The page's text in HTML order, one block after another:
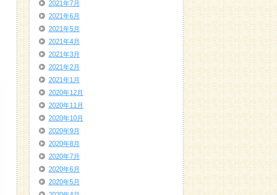
2021年7月
2021年6月
2021年5月
2021年4月
2021年3月
2021年2月
2021年1月
2020年12月
2020年11月
2020年10月
2020年9月
2020年8月
2020年7月
2020年6月
2020年5月